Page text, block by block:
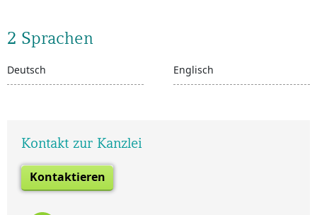
2 Sprachen
Deutsch Englisch
Kontakt zur Kanzlei
Kontaktieren